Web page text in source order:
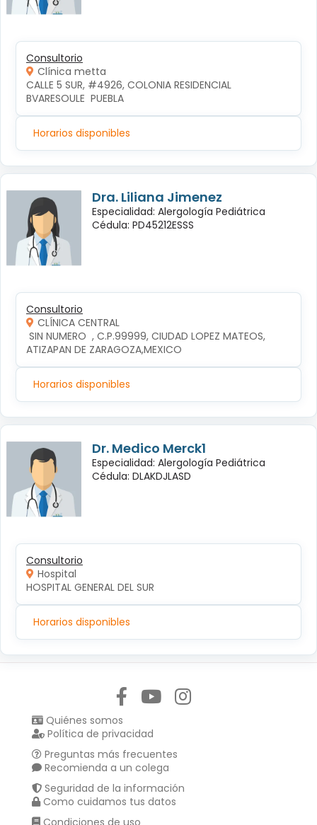
Consultorio
Clínica metta
CALLE 5 SUR, #4926, COLONIA RESIDENCIAL
BVARESOULE  PUEBLA
Horarios disponibles
Dra. Liliana Jimenez
Especialidad: Alergología Pediátrica
Cédula: PD45212ESSS
Consultorio
CLÍNICA CENTRAL
ATIZAPAN DE ZARAGOZA,MEXICO
Horarios disponibles
Dr. Medico Merck1
Especialidad: Alergología Pediátrica
Cédula: DLAKDJLASD
Consultorio
Hospital
HOSPITAL GENERAL DEL SUR
Horarios disponibles
Quiénes somos
Política de privacidad
Preguntas más frecuentes
Recomienda a un colega
Seguridad de la información
Como cuidamos tus datos
Condiciones de uso